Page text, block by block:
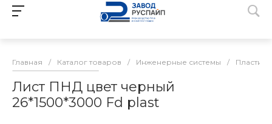
Главная / Каталог товаров / Инженерные системы /
Лист ПНД цвет черный
26*1500*3000 Fd plast